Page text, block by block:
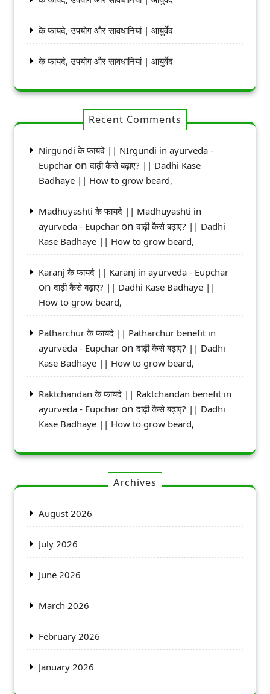
के फायदे, उपयोग और सावधानियां | आयुर्वेद
के फायदे, उपयोग और सावधानियां | आयुर्वेद
Recent Comments
Nirgundi के फायदे || NIrgundi in ayurveda -
Eupchar onदाढ़ी कैसे बढ़ाए? || Dadhi Kase
Badhaye || How to grow beard,
Madhuyashti के फायदे || Madhuyashti in
ayurveda - Eupchar onदाढ़ी कैसे बढ़ाए? || Dadhi
Kase Badhaye || How to grow beard,
Karanj के फायदे || Karanj in ayurveda - Eupchar
onदाढ़ी कैसे बढ़ाए? || Dadhi Kase Badhaye ||
How to grow beard,
Patharchur के फायदे || Patharchur benefit in
ayurveda - Eupchar onदाढ़ी कैसे बढ़ाए? || Dadhi
Kase Badhaye || How to grow beard,
Raktchandan के फायदे || Raktchandan benefit in
ayurveda - Eupchar onदाढ़ी कैसे बढ़ाए? || Dadhi
Kase Badhaye || How to grow beard,
Archives
August 2026
July 2026
June 2026
March 2026
February 2026
January 2026